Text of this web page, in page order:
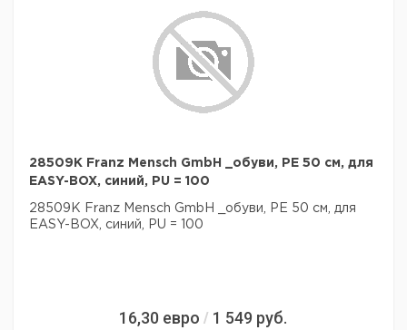
28509K Franz Mensch GmbH _обуви, PE 50 см, для
EASY-BOX, синий, PU = 100
28509K Franz Mensch GmbH _обуви, PE 50 см, для
EASY-BOX, синий, PU = 100
16,30 евро / 1 549 руб.